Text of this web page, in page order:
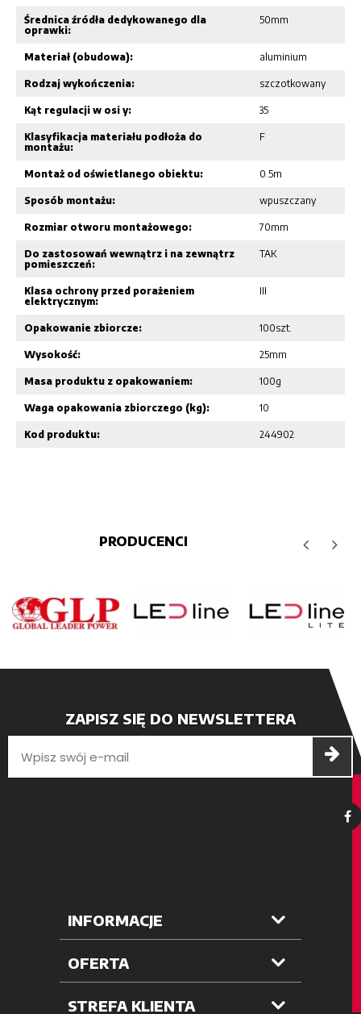
Średnica źródła dedykowanego dla
oprawki:
50mm
Materiał (obudowa): aluminium
Rodzaj wykończenia: szczotkowany
Kąt regulacji w osi y: 35
Klasyfikacja materiału podłoża do
montażu:
F
Montaż od oświetlanego obiektu: 0.5m
Sposób montażu: wpuszczany
Rozmiar otworu montażowego: 70mm
Do zastosowań wewnątrz i na zewnątrz
pomieszczeń:
TAK
Klasa ochrony przed porażeniem
elektrycznym:
III
Opakowanie zbiorcze: 100szt.
Wysokość: 25mm
Masa produktu z opakowaniem: 100g
Waga opakowania zbiorczego (kg): 10
Kod produktu: 244902
PRODUCENCI
ZAPISZ SIĘ DO NEWSLETTERA
INFORMACJE
OFERTA
STREFA KLIENTA